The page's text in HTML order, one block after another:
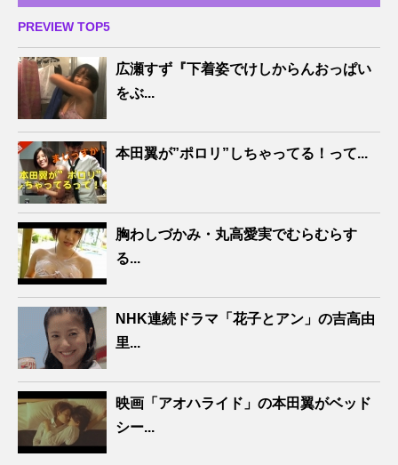
PREVIEW TOP5
広瀬すず『下着姿でけしからんおっぱい
をぶ...
本田翼が”ポロリ”しちゃってる！って...
胸わしづかみ・丸高愛実でむらむらす
る...
NHK連続ドラマ「花子とアン」の吉高由
里...
映画「アオハライド」の本田翼がベッド
シー...